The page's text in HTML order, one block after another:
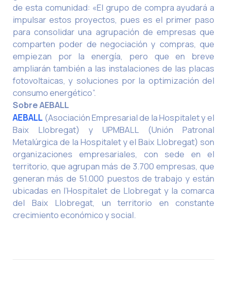
de esta comunidad: «El grupo de compra ayudará a
impulsar estos proyectos, pues es el primer paso
para consolidar una agrupación de empresas que
comparten poder de negociación y compras, que
empiezan por la energía, pero que en breve
ampliarán también a las instalaciones de las placas
fotovoltaicas, y soluciones por la optimización del
consumo energético”.
Sobre AEBALL
AEBALL (Asociación Empresarial de la Hospitalet y el
Baix Llobregat) y UPMBALL (Unión Patronal
Metalúrgica de la Hospitalet y el Baix Llobregat) son
organizaciones empresariales, con sede en el
territorio, que agrupan más de 3.700 empresas, que
generan más de 51.000 puestos de trabajo y están
ubicadas en l’Hospitalet de Llobregat y la comarca
del Baix Llobregat, un territorio en constante
crecimiento económico y social.